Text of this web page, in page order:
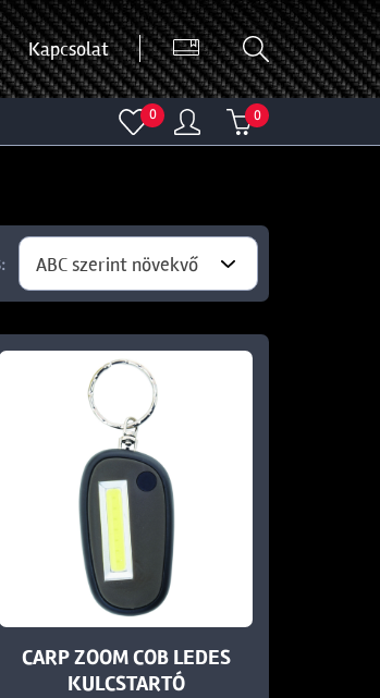
Kapcsolat
0 0
ABC szerint növekvő
CARP ZOOM COB LEDES
KULCSTARTÓ